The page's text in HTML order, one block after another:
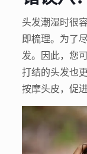
头发潮湿时很
即梳理。为了
发。因此，您
打结的头发也
按摩头皮，促